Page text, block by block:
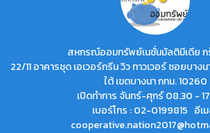
สหกรณ์ออมทรัพย์เนชั่นมัลติมีเดีย ก
22/11 อาคารชุด เอเวอร์กรีน วิว ทาวเวอร์ ซอยบา
ใต้ เขตบางนา กทม. 10260
เปิดทำการ จันทร์-ศุกร์ 08.30 -
เบอร์โทร : 02-0199815 อีเ